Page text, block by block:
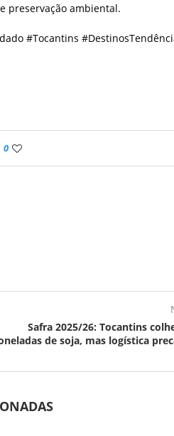
preservação ambiental.
#Tocantins
0
Safra 2025/26: Tocantins
de soja, mas logística